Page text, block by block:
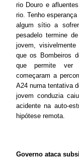
rio Douro e
rio. Tenho
algum sítio a
pesadelo termine
jovem,
que os Bombeiros
que permite ver
começaram a
A24 numa tentativa
jovem conduzia
acidente na auto-
hipótese remota.
Governo ataca